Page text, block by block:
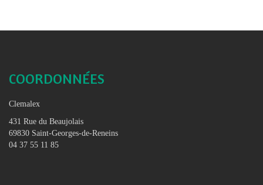
COORDONNÉES
Clemalex
431 Rue du Beaujolais
69830 Saint-Georges-de-Reneins
04 37 55 11 85